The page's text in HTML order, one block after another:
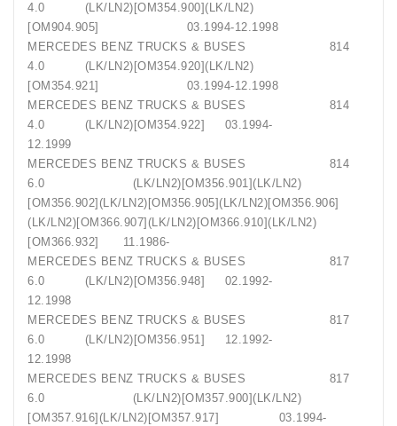
4.0 (LK/LN2)[OM354.900](LK/LN2)
[OM904.905] 03.1994-12.1998
MERCEDES BENZ TRUCKS & BUSES 814
4.0 (LK/LN2)[OM354.920](LK/LN2)
[OM354.921] 03.1994-12.1998
MERCEDES BENZ TRUCKS & BUSES 814
4.0 (LK/LN2)[OM354.922] 03.1994-
12.1999
MERCEDES BENZ TRUCKS & BUSES 814
6.0 (LK/LN2)[OM356.901](LK/LN2)
[OM356.902](LK/LN2)[OM356.905](LK/LN2)[OM356.906]
(LK/LN2)[OM366.907](LK/LN2)[OM366.910](LK/LN2)
[OM366.932] 11.1986-
MERCEDES BENZ TRUCKS & BUSES 817
6.0 (LK/LN2)[OM356.948] 02.1992-
12.1998
MERCEDES BENZ TRUCKS & BUSES 817
6.0 (LK/LN2)[OM356.951] 12.1992-
12.1998
MERCEDES BENZ TRUCKS & BUSES 817
6.0 (LK/LN2)[OM357.900](LK/LN2)
[OM357.916](LK/LN2)[OM357.917] 03.1994-